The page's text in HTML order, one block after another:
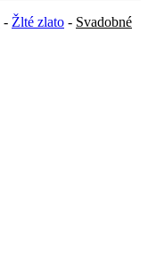
- Žlté zlato - Svadobné